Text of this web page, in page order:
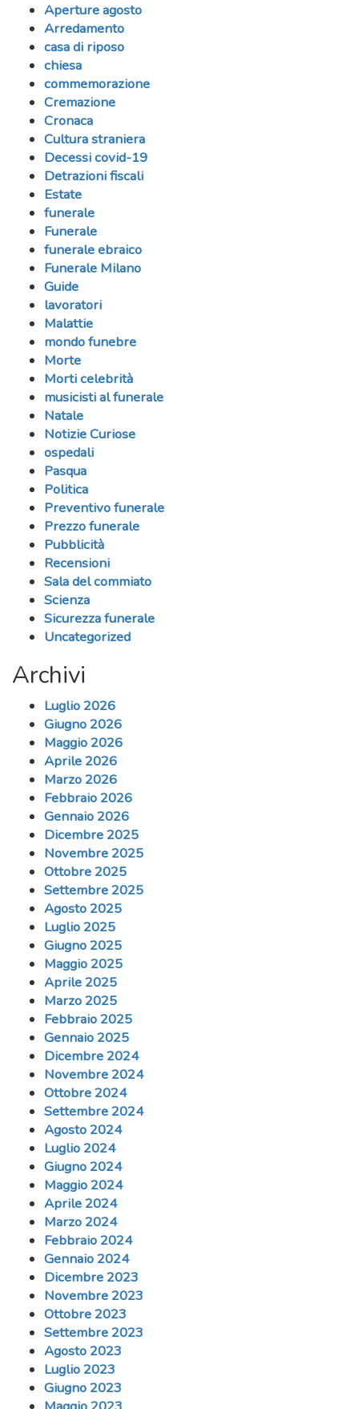
Aperture agosto
Arredamento
casa di riposo
chiesa
commemorazione
Cremazione
Cronaca
Cultura straniera
Decessi covid-19
Detrazioni fiscali
Estate
funerale
Funerale
funerale ebraico
Funerale Milano
Guide
lavoratori
Malattie
mondo funebre
Morte
Morti celebrità
musicisti al funerale
Natale
Notizie Curiose
ospedali
Pasqua
Politica
Preventivo funerale
Prezzo funerale
Pubblicità
Recensioni
Sala del commiato
Scienza
Sicurezza funerale
Uncategorized
Archivi
Luglio 2026
Giugno 2026
Maggio 2026
Aprile 2026
Marzo 2026
Febbraio 2026
Gennaio 2026
Dicembre 2025
Novembre 2025
Ottobre 2025
Settembre 2025
Agosto 2025
Luglio 2025
Giugno 2025
Maggio 2025
Aprile 2025
Marzo 2025
Febbraio 2025
Gennaio 2025
Dicembre 2024
Novembre 2024
Ottobre 2024
Settembre 2024
Agosto 2024
Luglio 2024
Giugno 2024
Maggio 2024
Aprile 2024
Marzo 2024
Febbraio 2024
Gennaio 2024
Dicembre 2023
Novembre 2023
Ottobre 2023
Settembre 2023
Agosto 2023
Luglio 2023
Giugno 2023